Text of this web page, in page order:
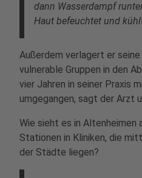
dann Wasserdampf
Haut befeuchtet und
Außerdem verlagert er
vulnerable Gruppen in den
vier Jahren in seiner Praxis
umgegangen, sagt der Arzt
Wie sieht es in Altenheimen
Stationen in Kliniken, die
der Städte liegen?